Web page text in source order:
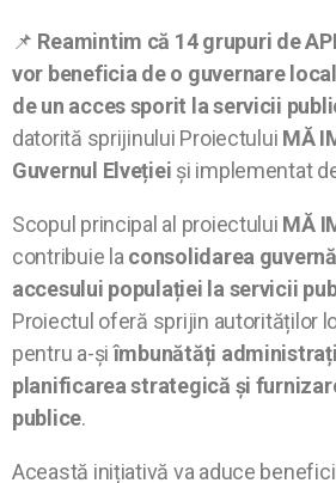
📌 Reamintim că 14 grupuri de
vor beneficia de o guvernare
de un acces sporit la servicii
datorită sprijinului Proiectului MĂ
Guvernul Elveției și implementat
Scopul principal al proiectului MĂ
contribuie la consolidarea
accesului populației la servicii
Proiectul oferă sprijin autorităților
pentru a-șiîmbunătăți
planificarea strategică și
publice.
Această inițiativă va aduce